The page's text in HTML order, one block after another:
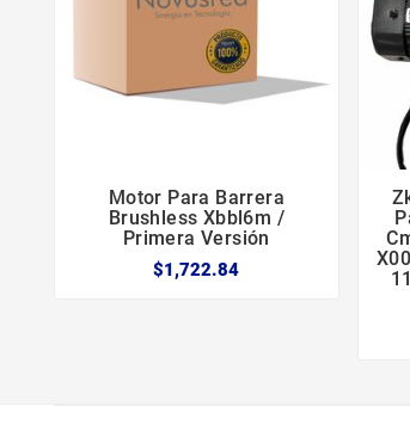
  
Motor Para Barrera
Brushless Xbbl6m /
Primera Versión
$1,722.84